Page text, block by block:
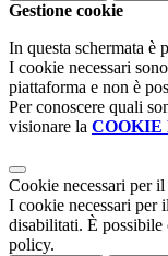
Gestione cookie
In questa schermata è
I cookie necessari
piattaforma e non è
Per conoscere quali
visionare la COOKIE
Cookie necessari per
I cookie necessari per
disabilitati. È possibile
policy.